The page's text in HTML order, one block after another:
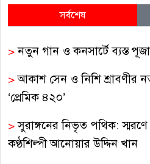
সর্বশেষ
>নতুন গান ও কনসার্টে ব্যস্ত
>আকাশ সেন ও নিশি শ্রাবণীর
‘প্রেমিক ৪২০’
>সুরাঙ্গনের নিভৃত পথিক:
কণ্ঠশিল্পী আনোয়ার উদ্দিন খান